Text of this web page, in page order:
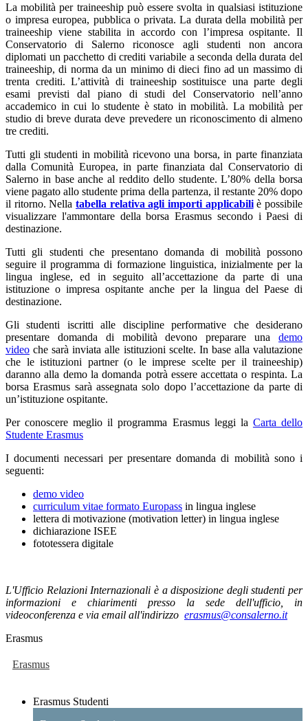
La mobilità per traineeship può essere svolta in qualsiasi istituzione
o impresa europea, pubblica o privata. La durata della mobilità per
traineeship viene stabilita in accordo con l’impresa ospitante. Il
Conservatorio di Salerno riconosce agli studenti non ancora
diplomati un pacchetto di crediti variabile a seconda della durata del
traineeship, di norma da un minimo di dieci fino ad un massimo di
trenta crediti. L’attività di traineeship sostituisce una parte degli
esami previsti dal piano di studi del Conservatorio nell’anno
accademico in cui lo studente è stato in mobilità. La mobilità per
studio di breve durata deve prevedere un riconoscimento di almeno
tre crediti.
Tutti gli studenti in mobilità ricevono una borsa, in parte finanziata
dalla Comunità Europea, in parte finanziata dal Conservatorio di
Salerno in base anche al reddito dello studente. L’80% della borsa
viene pagato allo studente prima della partenza, il restante 20% dopo
il ritorno. Nella tabella relativa agli importi applicabiliè possibile
visualizzare l'ammontare della borsa Erasmus secondo i Paesi di
destinazione.
Tutti gli studenti che presentano domanda di mobilità possono
seguire il programma di formazione linguistica, inizialmente per la
lingua inglese, ed in seguito all’accettazione da parte di una
istituzione o impresa ospitante anche per la lingua del Paese di
destinazione.
Gli studenti iscritti alle discipline performative che desiderano
presentare domanda di mobilità devono preparare una demo
video che sarà inviata alle istituzioni scelte. In base alla valutazione
che le istituzioni partner (o le imprese scelte per il traineeship)
daranno alla demo la domanda potrà essere accettata o respinta. La
borsa Erasmus sarà assegnata solo dopo l’accettazione da parte di
un’istituzione ospitante.
Per conoscere meglio il programma Erasmus leggi la Carta dello
Studente Erasmus
I documenti necessari per presentare domanda di mobilità sono i
seguenti:
demo video
curriculum vitae formato Europass in lingua inglese
lettera di motivazione (motivation letter) in lingua inglese
dichiarazione ISEE
fototessera digitale
L'Ufficio Relazioni Internazionali è a disposizione degli studenti per
informazioni e chiarimenti presso la sede dell'ufficio, in
videoconferenza e via email all'indirizzo erasmus@consalerno.it
Erasmus
Erasmus
Erasmus Studenti